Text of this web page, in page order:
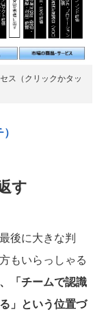
ス（クリックかタッ
す
後に大きな判
もいらっしゃる
「チームで認識
」という位置づ